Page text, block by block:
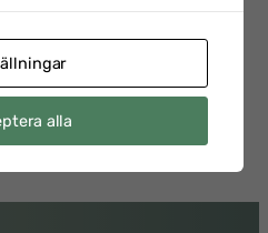
Karifjord
Vetting &
alla